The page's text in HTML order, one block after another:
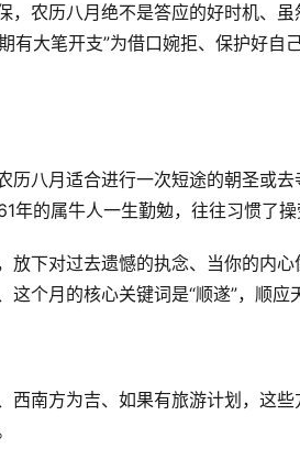
，农历八月绝不是答应的好时机、
有大笔开支”为借口婉拒、保护好
历八月适合进行一次短途的朝圣或
年的属牛人一生勤勉，往往习惯了操
放下对过去遗憾的执念、当你的内
个月的核心关键词是“顺遂”，顺应
西南方为吉、如果有旅游计划，这